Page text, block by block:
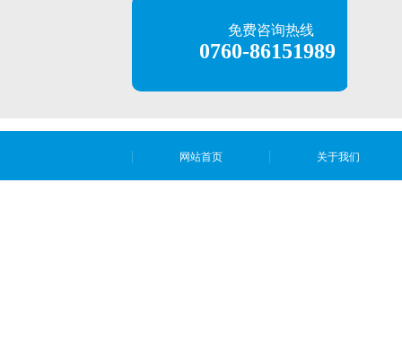
免费咨询热线
0760-86151989
网站首页 关于我们